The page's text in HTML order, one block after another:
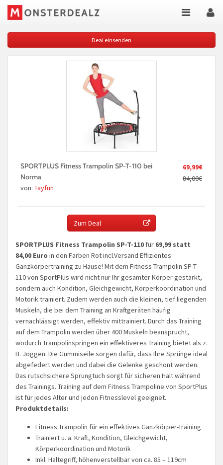
Deal einsenden
69,99€
84,00€
SPORTPLUS Fitness Trampolin SP-T-110 bei
Norma
von: Tayfun
Zum Deal
SPORTPLUS Fitness Trampolin SP-T-110 für 69,99 statt
84,00 Euro in den Farben Rot incl.Versand Effizientes
Ganzkörpertraining zu Hause! Mit dem Fitness Trampolin SP-T-
110 von SportPlus wird nicht nur Ihr gesamter Körper gestärkt,
sondern auch Kondition, Gleichgewicht, Körperkoordination und
Motorik trainiert. Zudem werden auch die kleinen, tief liegenden
Muskeln, die bei dem Training an Kraftgeräten häufig
vernachlässigt werden, effektiv mittrainiert. Durch das Training
auf dem Trampolin werden über 400 Muskeln beansprucht,
wodurch Trampolinspringen ein effektiveres Training bietet als z.
B. Joggen. Die Gummiseile sorgen dafür, dass Ihre Sprünge ideal
abgefedert werden und dabei die Gelenke geschont werden.
Das rutschsichere Sprungtuch sorgt für sicheren Halt während
des Trainings. Training auf dem Fitness Trampoline von SportPlus
ist für jedes Alter und jeden Fitnesslevel geeignet.
Produktdetails:
Fitness Trampolin für ein effektives Ganzkörper-Training
Trainiert u. a. Kraft, Kondition, Gleichgewicht,
Körperkoordination und Motorik
Inkl. Haltegriff, höhenverstellbar von ca. 85 – 119cm